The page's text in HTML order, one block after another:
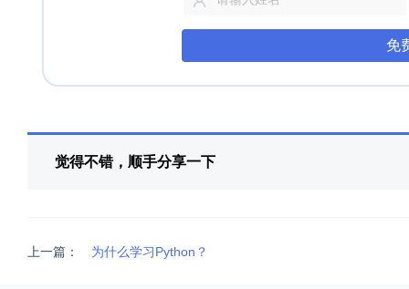
免
觉得不错，顺手分享一下
上一篇： 为什么学习Python？